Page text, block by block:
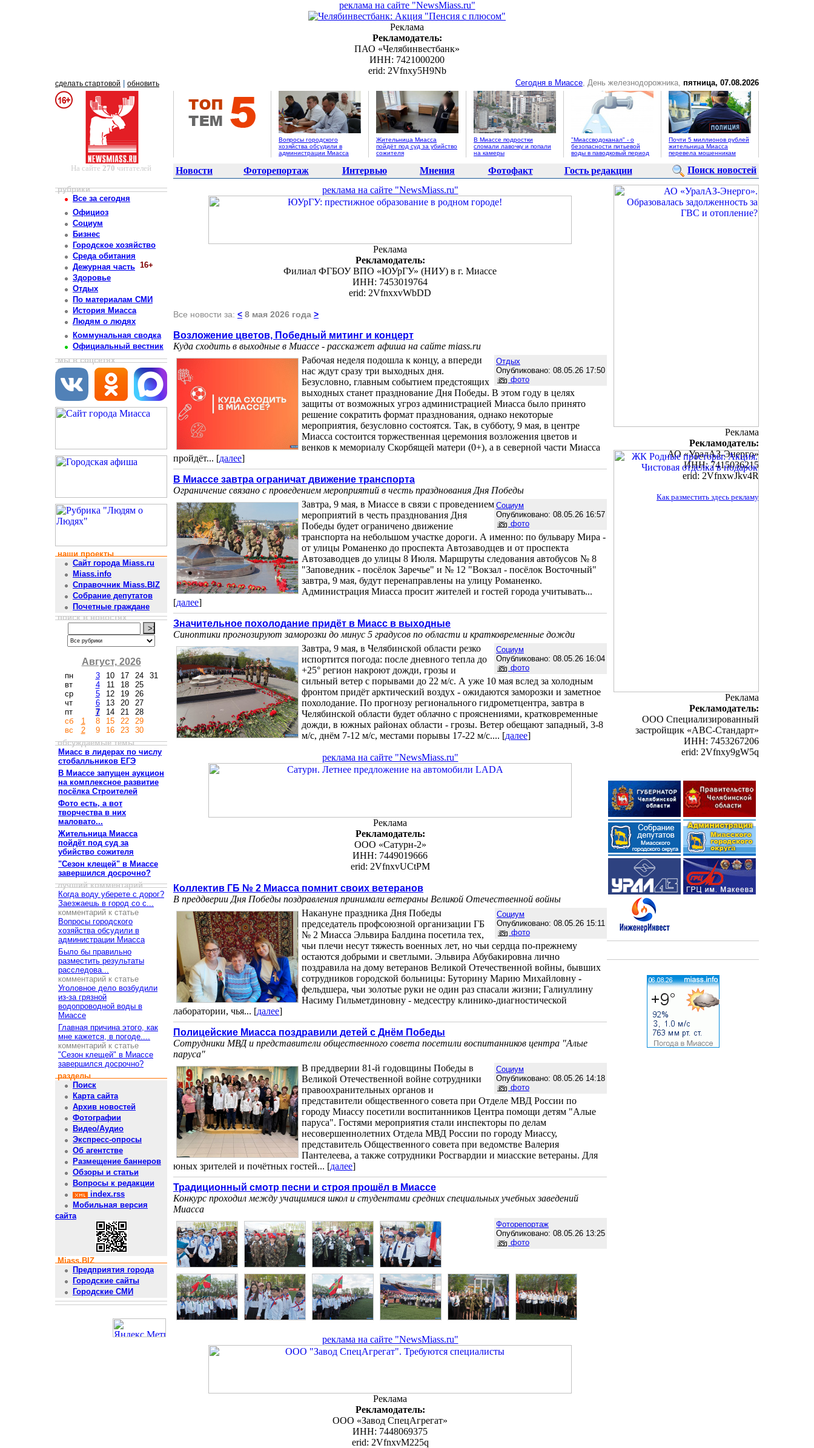
реклама на сайте "NewsMiass.ru"
Реклама
Рекламодатель:
ПАО «Челябинвестбанк»
ИНН: 7421000200
erid: 2Vfnxy5H9Nb
сделать стартовой обновить Сегодня в Миассе, День железнодорожника, пятница, 07.08.2026
Вопросы городского
хозяйства обсудили в
администрации Миасса
Жительница Миасса
пойдёт под суд за убийство
сожителя
В Миассе подростки
сломали лавочку и попали
на камеры
"Миассводоканал" - о
безопасности питьевой
воды в паводковый период
Почти 5 миллионов рублей
жительница Миасса
перевела мошенникам
На сайте 270 читателей Новости Фоторепортаж Интервью Мнения Фотофакт Гость редакции Поиск новостей
рубрики
Все за сегодня
Официоз
Социум
Бизнес
Городское хозяйство
Среда обитания
Дежурная часть 16+
Здоровье
Отдых
По материалам СМИ
История Миасса
Людям о людях
Коммунальная сводка
Официальный вестник
мы в соцсетях
наши проекты
Сайт города Miass.ru
Miass.info
Справочник Miass.BIZ
Собрание депутатов
Почетные граждане
поиск в новостях
Август, 2026
пн
вт
ср
чт
пт
сб
вс
1
2
3
4
5
6
7
8
9
10
11
12
13
14
15
16
17
18
19
20
21
22
23
24
25
26
27
28
29
30
31
обсуждаемые темы
Миасс в лидерах по числу
стобалльников ЕГЭ
В Миассе запущен аукцион
на комплексное развитие
посёлка Строителей
Фото есть, а вот
творчества в них
маловато...
Жительница Миасса
пойдёт под суд за
убийство сожителя
"Сезон клещей" в Миассе
завершился досрочно?
лучший комментарий
Когда воду уберете с дорог?
Заезжаешь в город со с...
комментарий к статье
Вопросы городского
хозяйства обсудили в
администрации Миасса
Было бы правильно
разместить результаты
расследова...
комментарий к статье
Уголовное дело возбудили
из-за грязной
водопроводной воды в
Миассе
Главная причина этого, как
мне кажется, в погоде....
комментарий к статье
"Сезон клещей" в Миассе
завершился досрочно?
разделы
Поиск
Карта сайта
Архив новостей
Фотографии
Видео/Аудио
Экспресс-опросы
Об агентстве
Размещение баннеров
Обзоры и статьи
Вопросы к редакции
index.rss
Мобильная версия
сайта
Miass.BIZ
Предприятия города
Городские сайты
Городские СМИ
реклама на сайте "NewsMiass.ru"
Реклама
Рекламодатель:
Филиал ФГБОУ ВПО «ЮУрГУ» (НИУ) в г. Миассе
ИНН: 7453019764
erid: 2VfnxxvWbDD
Все новости за: < 8 мая 2026 года >
Возложение цветов, Победный митинг и концерт
Куда сходить в выходные в Миассе - расскажет афиша на сайте miass.ru
Отдых
Опубликовано: 08.05.26 17:50
фото
Рабочая неделя подошла к концу, а впереди
нас ждут сразу три выходных дня.
Безусловно, главным событием предстоящих
выходных станет празднование Дня Победы. В этом году в целях
защиты от возможных угроз администрацией Миасса было принято
решение сократить формат празднования, однако некоторые
мероприятия, безусловно состоятся. Так, в субботу, 9 мая, в центре
Миасса состоится торжественная церемония возложения цветов и
венков к мемориалу Скорбящей матери (0+), а в северной части Миасса
пройдёт... [далее]
В Миассе завтра ограничат движение транспорта
Ограничение связано с проведением мероприятий в честь празднования Дня Победы
Социум
Опубликовано: 08.05.26 16:57
фото
Завтра, 9 мая, в Миассе в связи с проведением
мероприятий в честь празднования Дня
Победы будет ограничено движение
транспорта на небольшом участке дороги. А именно: по бульвару Мира -
от улицы Романенко до проспекта Автозаводцев и от проспекта
Автозаводцев до улицы 8 Июля. Маршруты следования автобусов № 8
"Заповедник - посёлок Заречье" и № 12 "Вокзал - посёлок Восточный"
завтра, 9 мая, будут перенаправлены на улицу Романенко.
Администрация Миасса просит жителей и гостей города учитывать...
[далее]
Значительное похолодание придёт в Миасс в выходные
Синоптики прогнозируют заморозки до минус 5 градусов по области и кратковременные дожди
Социум
Опубликовано: 08.05.26 16:04
фото
Завтра, 9 мая, в Челябинской области резко
испортится погода: после дневного тепла до
+25° регион накроют дожди, грозы и
сильный ветер с порывами до 22 м/с. А уже 10 мая вслед за холодным
фронтом придёт арктический воздух - ожидаются заморозки и заметное
похолодание. По прогнозу регионального гидрометцентра, завтра в
Челябинской области будет облачно с прояснениями, кратковременные
дожди, в южных районах области - грозы. Ветер обещают западный, 3-8
м/с, днём 7-12 м/с, местами порывы 17-22 м/с.... [далее]
реклама на сайте "NewsMiass.ru"
Реклама
Рекламодатель:
ООО «Сатурн-2»
ИНН: 7449019666
erid: 2VfnxvUCtPM
Коллектив ГБ № 2 Миасса помнит своих ветеранов
В преддверии Дня Победы поздравления принимали ветераны Великой Отечественной войны
Социум
Опубликовано: 08.05.26 15:11
фото
Накануне праздника Дня Победы
председатель профсоюзной организации ГБ
№ 2 Миасса Эльвира Балдина посетила тех,
чьи плечи несут тяжесть военных лет, но чьи сердца по-прежнему
остаются добрыми и светлыми. Эльвира Абубакировна лично
поздравила на дому ветеранов Великой Отечественной войны, бывших
сотрудников городской больницы: Буторину Марию Михайловну -
фельдшера, чьи золотые руки не один раз спасали жизни; Галиуллину
Насиму Гильметдиновну - медсестру клинико-диагностической
лаборатории, чья... [далее]
Полицейские Миасса поздравили детей с Днём Победы
Сотрудники МВД и представители общественного совета посетили воспитанников центра "Алые
паруса"
Социум
Опубликовано: 08.05.26 14:18
фото
В преддверии 81-й годовщины Победы в
Великой Отечественной войне сотрудники
правоохранительных органов и
представители общественного совета при Отделе МВД России по
городу Миассу посетили воспитанников Центра помощи детям "Алые
паруса". Гостями мероприятия стали инспекторы по делам
несовершеннолетних Отдела МВД России по городу Миассу,
представитель Общественного совета при ведомстве Валерия
Пантелеева, а также сотрудники Росгвардии и миасские ветераны. Для
юных зрителей и почётных гостей... [далее]
Традиционный смотр песни и строя прошёл в Миассе
Конкурс проходил между учащимися школ и студентами средних специальных учебных заведений
Миасса
Фоторепортаж
Опубликовано: 08.05.26 13:25
фото
реклама на сайте "NewsMiass.ru"
Реклама
Рекламодатель:
ООО «Завод СпецАгрегат»
ИНН: 7448069375
erid: 2VfnxvM225q
Реклама
Рекламодатель:
АО «УралАЗ-Энерго»
ИНН: 7415036215
erid: 2VfnxwJkv4R
Как разместить здесь рекламу
Реклама
Рекламодатель:
ООО Специализированный
застройщик «АВС-Стандарт»
ИНН: 7453267206
erid: 2Vfnxy9gW5q